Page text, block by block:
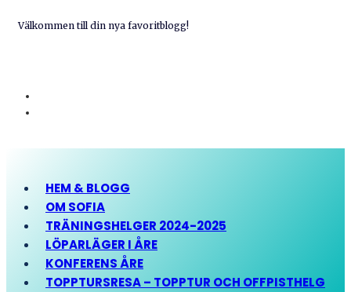
Välkommen till din nya favoritblogg!
HEM & BLOGG
OM SOFIA
TRÄNINGSHELGER 2024-2025
LÖPARLÄGER I ÅRE
KONFERENS ÅRE
TOPPTURSRESA – TOPPTUR OCH OFFPISTHELG